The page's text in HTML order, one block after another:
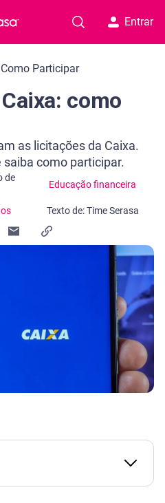
Entrar
Participar
como
as licitações da Caixa.
saiba como participar.
de
Educação financeira
Texto de: Time Serasa